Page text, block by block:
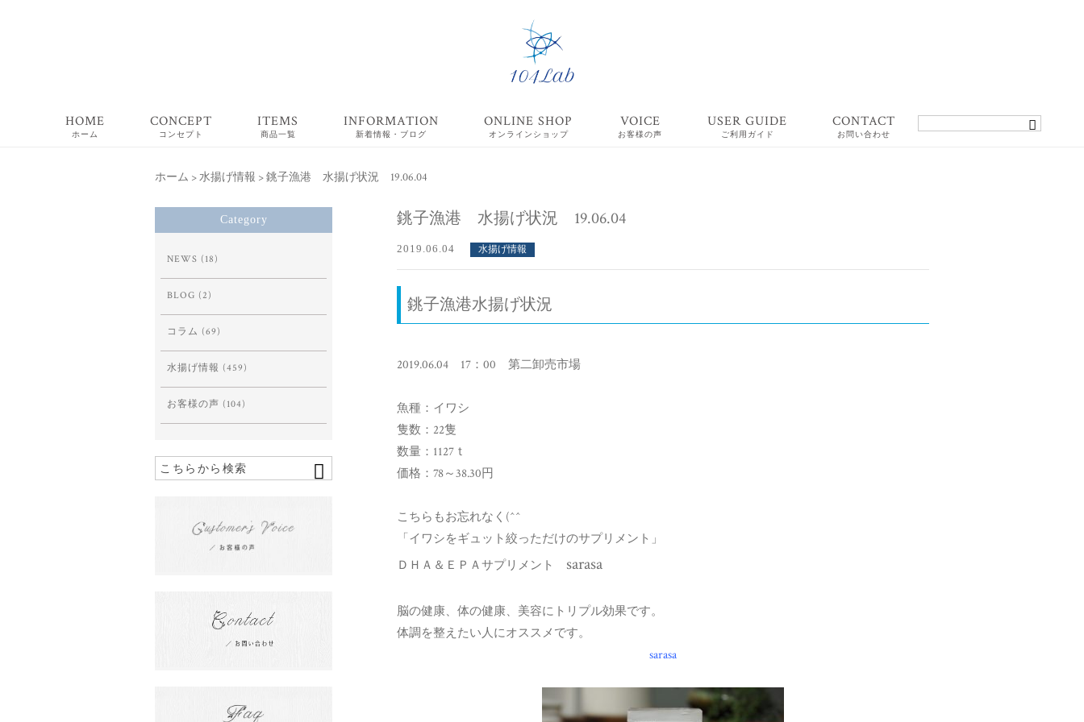
HOME
ホーム
CONCEPT
コンセプト
ITEMS
商品一覧
INFORMATION
新着情報・ブログ
ONLINE SHOP
オンラインショップ
VOICE
お客様の声
USER GUIDE
ご利用ガイド
CONTACT
お問い合わせ
ホーム >水揚げ情報 >銚子漁港 水揚げ状況 19.06.04
銚子漁港 水揚げ状況 19.06.04
2019.06.04 水揚げ情報
銚子漁港水揚げ状況
2019.06.04 17：00 第二卸売市場
魚種：イワシ
隻数：22隻
数量：1127ｔ
価格：78～38.30円
こちらもお忘れなく(^^ゞ
「イワシをギュット絞っただけのサプリメント」
ＤＨＡ＆ＥＰＡサプリメント sarasa
脳の健康、体の健康、美容にトリプル効果です。
体調を整えたい人にオススメです。
sarasa
Category
NEWS (18)
BLOG (2)
コラム (69)
水揚げ情報 (459)
お客様の声 (104)